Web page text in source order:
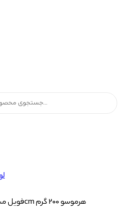
فویل مش آلومینیومی مدل 20cm هرموسو 200 گرم